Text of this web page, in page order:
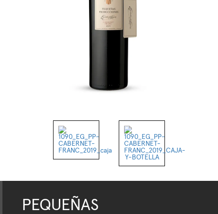
PEQUEÑAS